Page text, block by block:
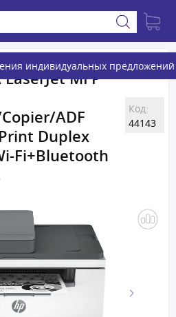
индивидуальных предложений
MFP
ADF
Duplex
Fi+Bluetooth
Код:
44143